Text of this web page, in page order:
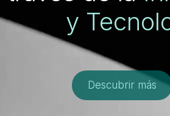
y
Descubrir más